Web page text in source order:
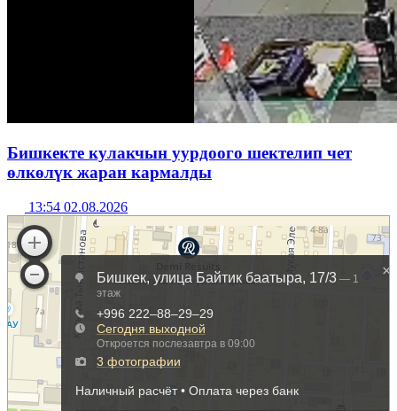
Бишкекте кулакчын уурдоого шектелип чет
өлкөлүк жаран кармалды
13:54 02.08.2026